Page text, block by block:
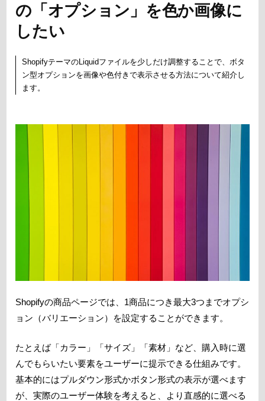
の「オプション」を色か画像に
したい
ShopifyテーマのLiquidファイルを少しだけ調整することで、ボタ
ン型オプションを画像や色付きで表示させる方法について紹介し
ます。
Shopifyの商品ページでは、1商品につき最大3つまでオプシ
ョン（バリエーション）を設定することができます。
たとえば「カラー」「サイズ」「素材」など、購入時に選
んでもらいたい要素をユーザーに提示できる仕組みです。
基本的にはプルダウン形式かボタン形式の表示が選べます
が、実際のユーザー体験を考えると、より直感的に選べる